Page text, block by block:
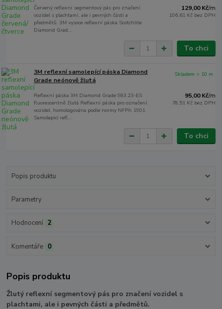
Červený reflexní segmentový pás pro značení
vozidel s plachtami, ale i pevných části a
předmětů. 3M vysoce reflexní páska Scotchlite
Diamond Grad...
129,00 Kč/m
106,61 Kč bez DPH
To chci
3M reflexní samolepící páska Diamond
Grade neónově žlutá
Reflexní páska 3M Diamond Grade 983.23-ES
fluorescentně žlutá Reflexní páska pro označení
vozidel, homologována podle normy NFPA 1901.
Samolepicí refl...
95,00 Kč/m
78,51 Kč bez DPH
Skladem > 10 m
To chci
Popis produktu
Parametry
Hodnocení 2
Komentáře 0
Popis produktu
Žlutý reflexní segmentový pás pro značení vozidel s
plachtami, ale i pevných části a předmětů.